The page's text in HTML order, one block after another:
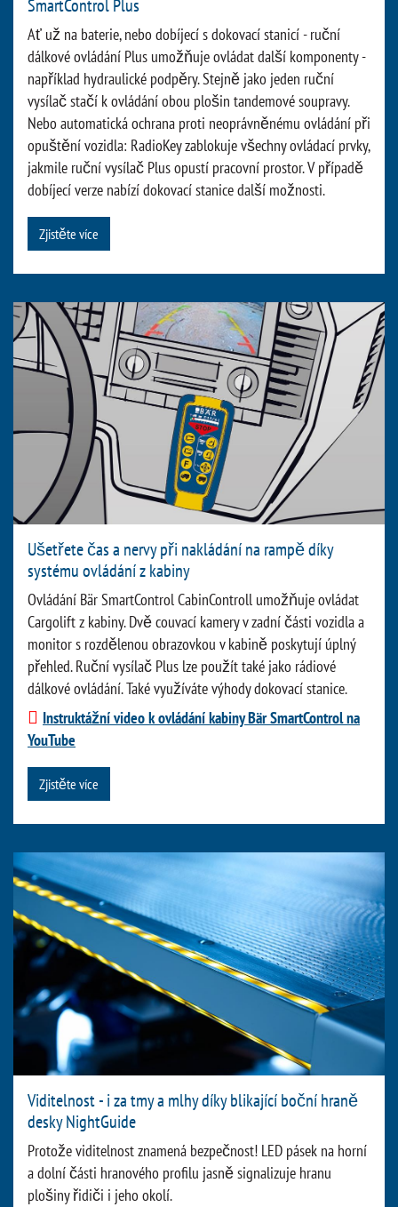
SmartControl Plus
Ať už na baterie, nebo dobíjecí s dokovací stanicí - ruční
dálkové ovládání Plus umožňuje ovládat další komponenty -
například hydraulické podpěry. Stejně jako jeden ruční
vysílač stačí k ovládání obou plošin tandemové soupravy.
Nebo automatická ochrana proti neoprávněnému ovládání při
opuštění vozidla: RadioKey zablokuje všechny ovládací prvky,
jakmile ruční vysílač Plus opustí pracovní prostor. V případě
dobíjecí verze nabízí dokovací stanice další možnosti.
Zjistěte více
Ušetřete čas a nervy při nakládání na rampě díky
systému ovládání z kabiny
Ovládání Bär SmartControl CabinControll umožňuje ovládat
Cargolift z kabiny. Dvě couvací kamery v zadní části vozidla a
monitor s rozdělenou obrazovkou v kabině poskytují úplný
přehled. Ruční vysílač Plus lze použít také jako rádiové
dálkové ovládání. Také využíváte výhody dokovací stanice.
Instruktážní video k ovládání kabiny Bär SmartControl na
YouTube
Zjistěte více
Viditelnost - i za tmy a mlhy díky blikající boční hraně
desky NightGuide
Protože viditelnost znamená bezpečnost! LED pásek na horní
a dolní části hranového profilu jasně signalizuje hranu
plošiny řidiči i jeho okolí.